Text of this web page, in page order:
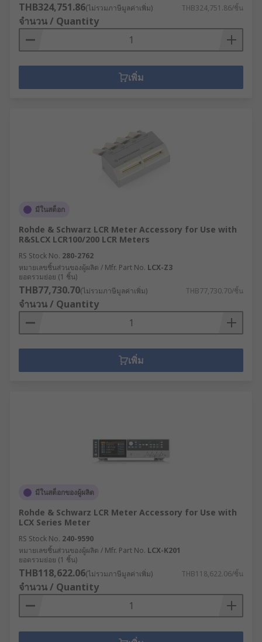
THB324,751.86(ไม่รวมภาษีมูลค่าเพิ่ม) THB324,751.86/ชิ้น
จำนวน / Quantity
เพิ่ม
มีในสต็อก
Rohde & Schwarz LCR Meter Accessory for Use with
R&SLCX LCR100/200 LCR Meters
RS Stock No. 280-2762
หมายเลขชิ้นส่วนของผู้ผลิต / Mfr. Part No. LCX-Z3
ยอดรวมย่อย (1 ชิ้น)
THB77,730.70(ไม่รวมภาษีมูลค่าเพิ่ม) THB77,730.70/ชิ้น
จำนวน / Quantity
เพิ่ม
มีในสต็อกของผู้ผลิต
Rohde & Schwarz LCR Meter Accessory for Use with
LCX Series Meter
RS Stock No. 240-9590
หมายเลขชิ้นส่วนของผู้ผลิต / Mfr. Part No. LCX-K201
ยอดรวมย่อย (1 ชิ้น)
THB118,622.06(ไม่รวมภาษีมูลค่าเพิ่ม) THB118,622.06/ชิ้น
จำนวน / Quantity